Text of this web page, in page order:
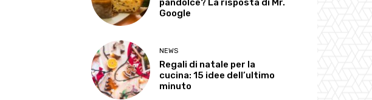
pandolce? La risposta di Mr.
Google
NEWS
Regali di natale per la
cucina: 15 idee dell’ultimo
minuto